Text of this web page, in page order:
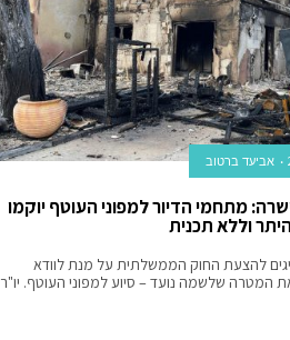
אביעד ברטוב
מתחמי הדיור למפוני העוטף יוקמו
וללא תכנית
להצעת החוק הממשלתית על מנת לוודא
המטרה שלשמה נועד – סיוע למפוני העוטף. יו"ר